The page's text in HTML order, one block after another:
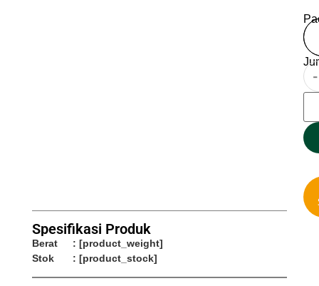
-
Spesifikasi Produk
Berat
: [product_weight]
Stok
: [product_stock]